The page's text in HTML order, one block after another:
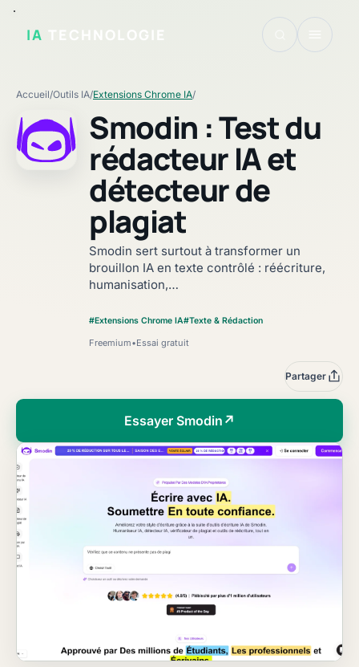
IA TECHNOLOGIE
Accueil/Outils IA/Extensions Chrome IA/
Smodin : Test du
rédacteur IA et
détecteur de
plagiat
Fiche vérifiée
Smodin sert surtout à transformer un
brouillon IA en texte contrôlé : réécriture,
humanisation,…
#Extensions Chrome IA#Texte & Rédaction
Freemium•Essai gratuit
Essayer Smodin ↗